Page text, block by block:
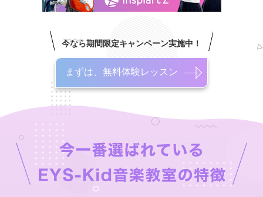
今なら期間限定キャンペーン実施中！
まずは、無料体験レッスン